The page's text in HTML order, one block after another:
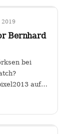
Bernhard
bei
auf